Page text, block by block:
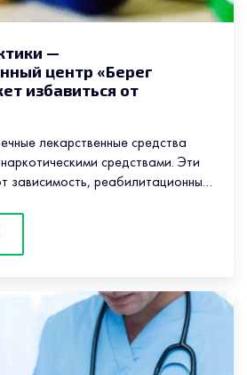
—
центр «Берег
избавиться от
лекарственные средства
средствами. Эти
зависимость, реабилитационный
и начать новую жизнь